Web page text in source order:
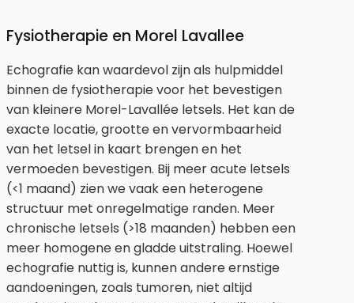
Fysiotherapie en Morel Lavallee
Echografie kan waardevol zijn als hulpmiddel
binnen de fysiotherapie voor het bevestigen
van kleinere Morel-Lavallée letsels. Het kan de
exacte locatie, grootte en vervormbaarheid
van het letsel in kaart brengen en het
vermoeden bevestigen. Bij meer acute letsels
(<1 maand) zien we vaak een heterogene
structuur met onregelmatige randen. Meer
chronische letsels (>18 maanden) hebben een
meer homogene en gladde uitstraling. Hoewel
echografie nuttig is, kunnen andere ernstige
aandoeningen, zoals tumoren, niet altijd